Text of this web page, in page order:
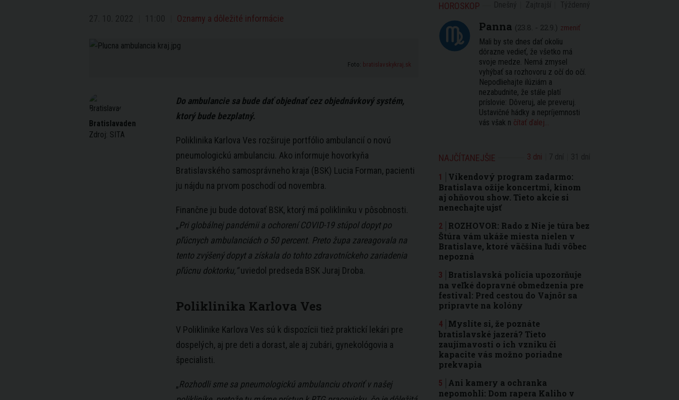
Oznamy a dôležité informácie
Foto: bratislavskykraj.sk
Bratislavaden
Zdroj: SITA
Do ambulancie sa bude dať objednať cez objednávkový systém,
ktorý bude bezplatný.
Poliklinika Karlova Ves rozširuje portfólio ambulancií o novú
pneumologickú ambulanciu. Ako informuje hovorkyňa
Bratislavského samosprávneho kraja (BSK) Lucia Forman, pacienti
ju nájdu na prvom poschodí od novembra.
Finančne ju bude dotovať BSK, ktorý má polikliniku v pôsobnosti.
„Pri globálnej pandémii a ochorení COVID-19 stúpol dopyt po
pľúcnych ambulanciách o 50 percent. Preto župa zareagovala na
tento zvýšený dopyt a získala do tohto zdravotníckeho zariadenia
pľúcnu doktorku,“uviedol predseda BSK Juraj Droba.
Poliklinika Karlova Ves
V Poliklinike Karlova Ves sú k dispozícii tiež praktickí lekári pre
dospelých, aj pre deti a dorast, ale aj zubári, gynekológovia a
špecialisti.
„Rozhodli sme sa pneumologickú ambulanciu otvoriť v našej
HOROSKOP
Panna (23.8. - 22.9.) zmeniť
Mali by ste dnes dať okoliu
dôrazne vedieť, že všetko má
svoje medze. Nemá zmysel
vyhýbať sa rozhovoru z očí do očí.
Nepodliehajte ilúziám a
nezabudnite, že stále platí
príslovie: Dôveruj, ale preveruj.
Ustavičné hádky a nepríjemnosti
vás však n čítať ďalej...
NAJČÍTANEJŠIE 3 dni
Víkendový program zadarmo:
Bratislava ožije koncertmi, kinom
aj ohňovou show. Tieto akcie si
nenechajte ujsť
ROZHOVOR: Rado z Nie je túra bez
Štúra vám ukáže miesta nielen v
Bratislave, ktoré väčšina ľudí vôbec
nepozná
Bratislavská polícia upozorňuje
na veľké dopravné obmedzenia pre
festival: Pred cestou do Vajnôr sa
pripravte na kolóny
Myslíte si, že poznáte
bratislavské jazerá? Tieto
zaujímavosti o ich vzniku či
kapacite vás možno poriadne
prekvapia
Ani kamery a ochranka
nepomohli: Dom rapera Kaliho v